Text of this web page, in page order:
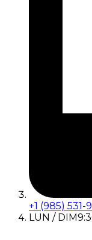
+1 (985) 531-
LUN / DIM